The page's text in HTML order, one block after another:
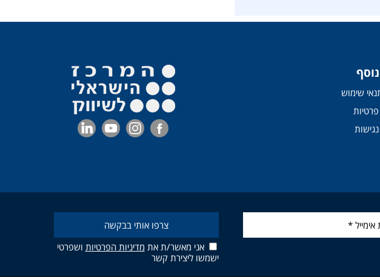
שימוש
פרטיות
אני מאשר/ת את מדיניות הפרטיות ושפרטי
ישמשו ליצירת קשר